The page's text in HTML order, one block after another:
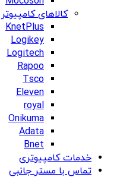
کالاهای کامپیوتر
KnetPlus
Logikey
Logitech
Rapoo
Tsco
Eleven
royal
Onikuma
Adata
Bnet
خدمات کامپیوتری
تماس با مستر جانبی